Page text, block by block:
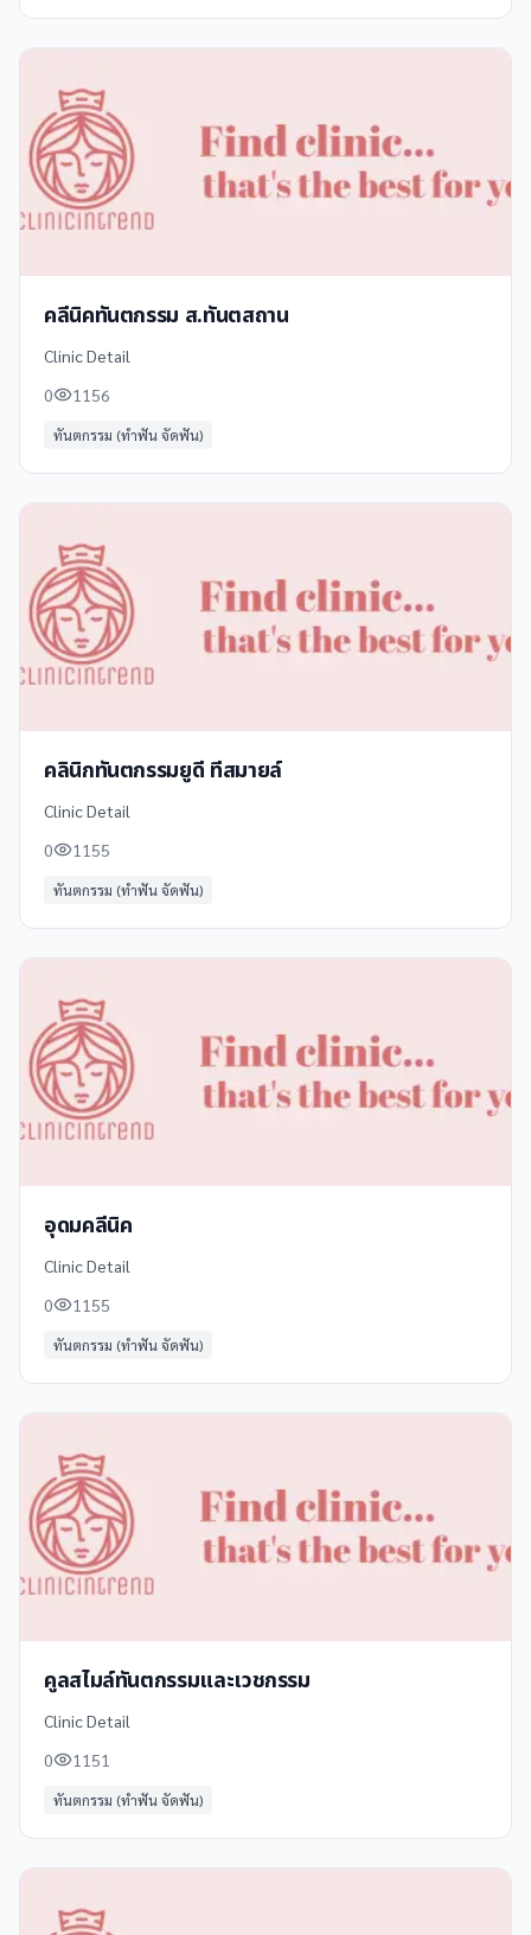
คลีนิคทันตกรรม ส.ทันตสถาน
Clinic Detail
0
1156
ทันตกรรม (ทำฟัน จัดฟัน)
คลินิกทันตกรรมยูดี ทีสมายล์
Clinic Detail
0
1155
ทันตกรรม (ทำฟัน จัดฟัน)
อุดมคลีนิค
Clinic Detail
0
1155
ทันตกรรม (ทำฟัน จัดฟัน)
คูลสไมล์ทันตกรรมและเวชกรรม
Clinic Detail
0
1151
ทันตกรรม (ทำฟัน จัดฟัน)